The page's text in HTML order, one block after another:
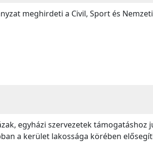
meghirdeti a Civil, Sport és
egyházi szervezetek
a kerület lakossága körében